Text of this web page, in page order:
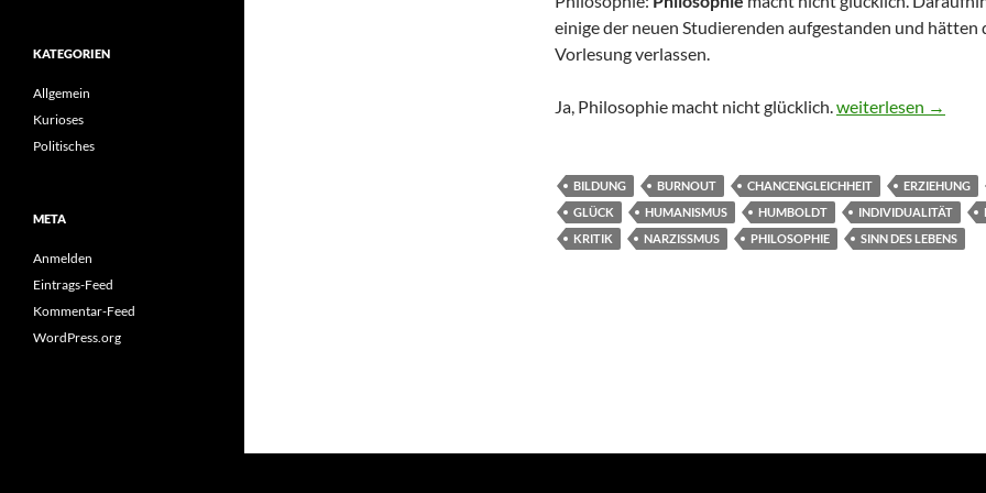
einige der neuen Studierenden aufgestanden und hätten
Vorlesung verlassen.
Ja, Philosophie macht nicht glücklich.Macht Bildung
weiterlesen →
BILDUNG BURNOUT CHANCENGLEICHHEIT ERZIEHUNG
GLÜCK
HUMANISMUS HUMBOLDT INDIVIDUALITÄT
KRITIK
NARZISSMUS PHILOSOPHIE SINN DES LEBENS
KATEGORIEN
Allgemein
Kurioses
Politisches
META
Anmelden
Eintrags-Feed
Kommentar-Feed
WordPress.org